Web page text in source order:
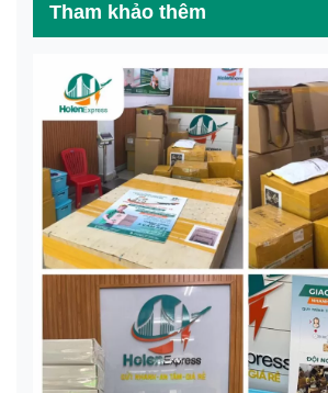
Tham khảo thêm